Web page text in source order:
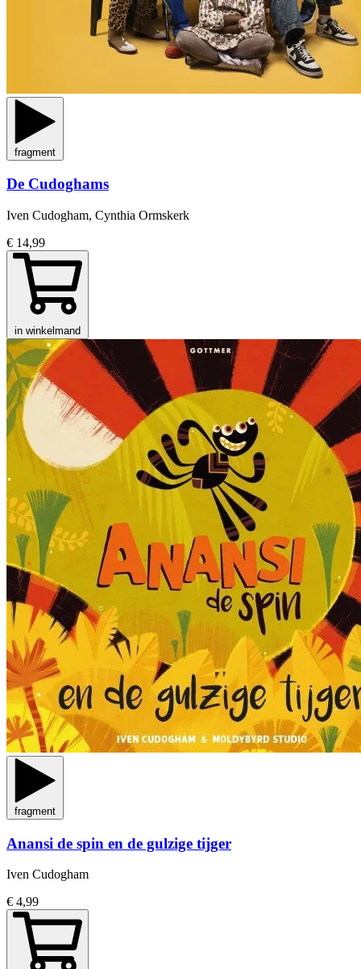
fragment
De Cudoghams
Iven Cudogham, Cynthia Ormskerk
€ 14,99
in winkelmand
fragment
Anansi de spin en de gulzige tijger
Iven Cudogham
€ 4,99